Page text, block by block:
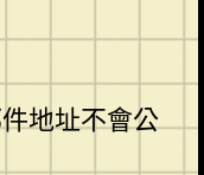
地址不會公